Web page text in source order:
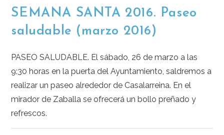
SEMANA SANTA 2016. Paseo
saludable (marzo 2016)
PASEO SALUDABLE. El sábado, 26 de marzo a las
9:30 horas en la puerta del Ayuntamiento, saldremos a
realizar un paseo alrededor de Casalarreina. En el
mirador de Zaballa se ofrecerá un bollo preñado y
refrescos.